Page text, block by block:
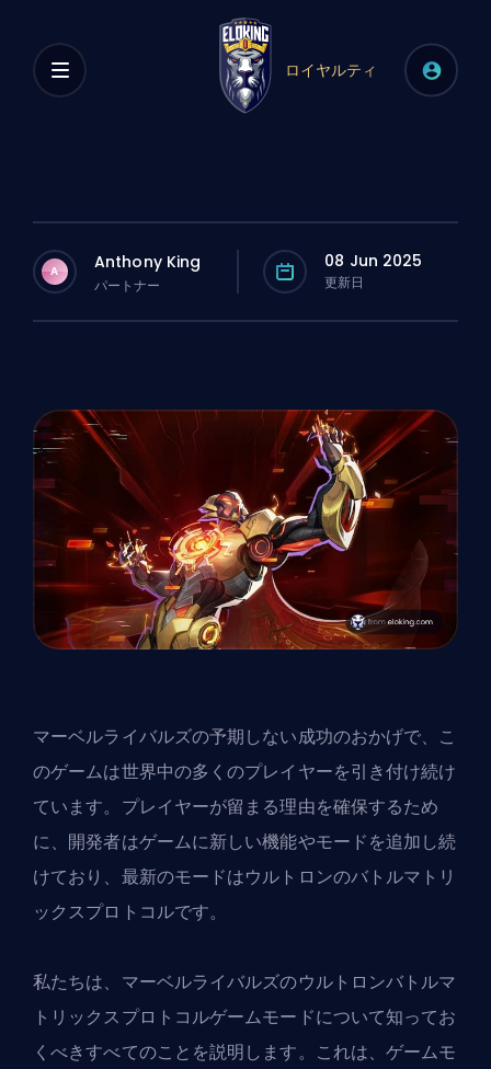
ロイヤルティ
A Anthony King
パートナー
08 Jun 2025
更新日
マーベルライバルズの予期しない成功のおかげで、こ
のゲームは世界中の多くのプレイヤーを引き付け続け
ています。プレイヤーが留まる理由を確保するため
に、開発者はゲームに新しい機能やモードを追加し続
けており、最新のモードはウルトロンのバトルマトリ
ックスプロトコルです。
私たちは、マーベルライバルズのウルトロンバトルマ
トリックスプロトコルゲームモードについて知ってお
くべきすべてのことを説明します。これは、ゲームモ